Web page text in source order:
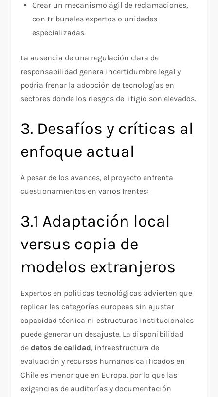
Crear un mecanismo ágil de reclamaciones,
con tribunales expertos o unidades
especializadas.
La ausencia de una regulación clara de
responsabilidad genera incertidumbre legal y
podría frenar la adopción de tecnologías en
sectores donde los riesgos de litigio son elevados.
3. Desafíos y críticas al
enfoque actual
A pesar de los avances, el proyecto enfrenta
cuestionamientos en varios frentes:
3.1 Adaptación local
versus copia de
modelos extranjeros
Expertos en políticas tecnológicas advierten que
replicar las categorías europeas sin ajustar
capacidad técnica ni estructuras institucionales
puede generar un desajuste. La disponibilidad
dedatos de calidad, infraestructura de
evaluación y recursos humanos calificados en
Chile es menor que en Europa, por lo que las
exigencias de auditorías y documentación